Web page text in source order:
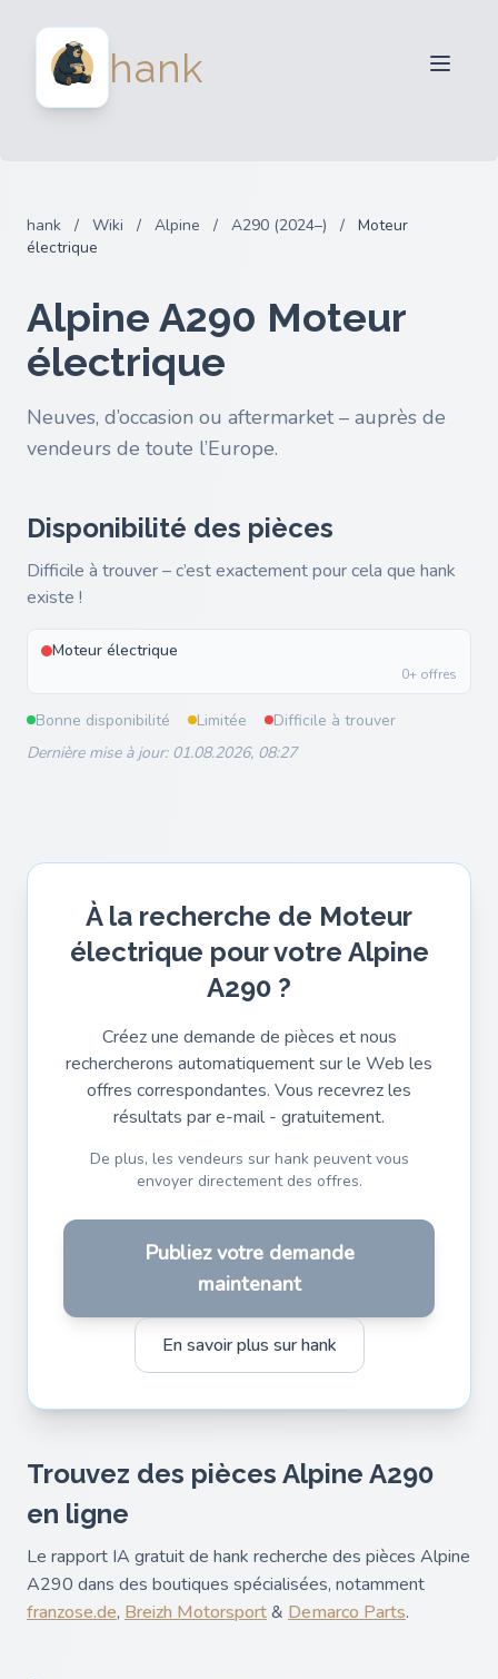
hank
Connexion
hank / Wiki / Alpine / A290 (2024–) /
Moteur
électrique
Alpine A290 Moteur
électrique
Neuves, d’occasion ou aftermarket – auprès de
vendeurs de toute l’Europe.
Disponibilité des pièces
Difficile à trouver – c’est exactement pour cela que hank
existe !
Moteur électrique
0+ offres
Bonne disponibilité Limitée
Difficile à trouver
Dernière mise à jour: 01.08.2026, 08:27
À la recherche de Moteur
électrique pour votre Alpine
A290 ?
Créez une demande de pièces et nous
rechercherons automatiquement sur le Web les
offres correspondantes. Vous recevrez les
résultats par e-mail - gratuitement.
De plus, les vendeurs sur hank peuvent vous
envoyer directement des offres.
Publiez votre demande
maintenant
En savoir plus sur hank
Trouvez des pièces Alpine A290
en ligne
Le rapport IA gratuit de hank recherche des pièces Alpine
A290 dans des boutiques spécialisées, notamment
franzose.de, Breizh Motorsport& Demarco Parts.